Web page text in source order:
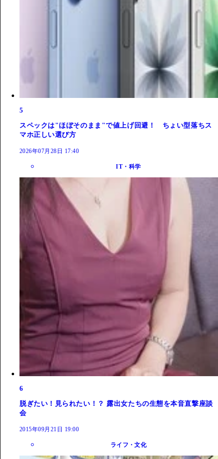
5
スペックは"ほぼそのまま"で値上げ回避！ ちょい型落ちス
マホ正しい選び方
2026年07月28日 17:40
IT・科学
6
脱ぎたい！見られたい！？ 露出女たちの生態を本音直撃座談
会
2015年09月21日 19:00
ライフ・文化